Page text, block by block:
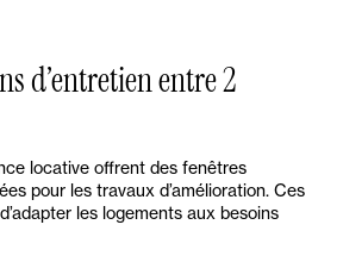
d’entretien entre 2
locative offrent des fenêtres
pour les travaux d’amélioration. Ces
les logements aux besoins